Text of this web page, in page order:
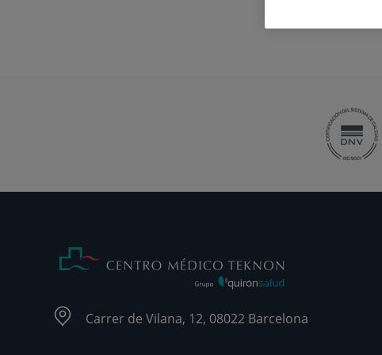
Carrer de Vilana, 12, 08022 Barcelona